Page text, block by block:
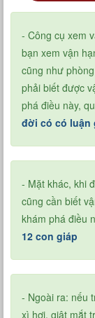
- Công cụ xem
bạn xem vận
cũng như
phải biết được
phá điều này,
đời có có luận
- Mặt khác, khi
cũng cần biết
khám phá điều
12 con giáp
- Ngoài ra: nếu
xì hơi, giật mắt